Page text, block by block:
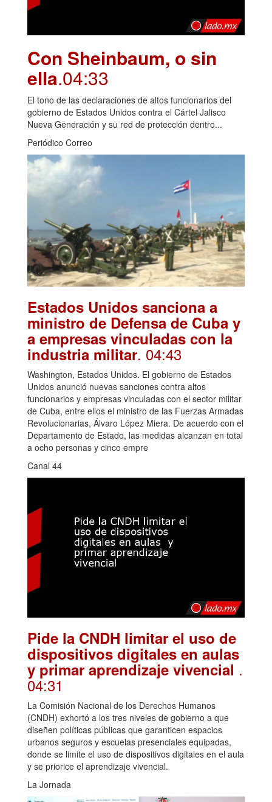
Con Sheinbaum, o sin
ella.04:33
El tono de las declaraciones de altos funcionarios del
gobierno de Estados Unidos contra el Cártel Jalisco
Nueva Generación y su red de protección dentro...
Periódico Correo
Estados Unidos sanciona a
ministro de Defensa de Cuba y
a empresas vinculadas con la
industria militar. 04:43
Washington, Estados Unidos. El gobierno de Estados
Unidos anunció nuevas sanciones contra altos
funcionarios y empresas vinculadas con el sector militar
de Cuba, entre ellos el ministro de las Fuerzas Armadas
Revolucionarias, Álvaro López Miera. De acuerdo con el
Departamento de Estado, las medidas alcanzan en total
a ocho personas y cinco empre
Canal 44
Pide la CNDH limitar el uso de
dispositivos digitales en aulas
y primar aprendizaje vivencial .
04:31
La Comisión Nacional de los Derechos Humanos
(CNDH) exhortó a los tres niveles de gobierno a que
diseñen políticas públicas que garanticen espacios
urbanos seguros y escuelas presenciales equipadas,
donde se limite el uso de dispositivos digitales en el aula
y se priorice el aprendizaje vivencial.
La Jornada